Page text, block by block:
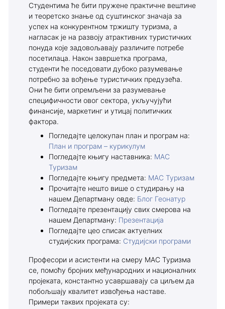
Студентима ће бити пружене практичне вештине
и теоретско знање од суштинског значаја за
успех на конкурентном тржишту туризма, а
нагласак је на развоју атрактивних туристичких
понуда које задовољавају различите потребе
посетилаца. Након завршетка програма,
студенти ће поседовати дубоко разумевање
потребно за вођење туристичких предузећа.
Они ће бити опремљени за разумевање
специфичности овог сектора, укључујући
финансије, маркетинг и утицај политичких
фактора.
Погледајте целокупан план и програм на:
План и програм – курикулум
Погледајте књигу наставника: МАС
Туризам
Погледајте књигу предмета: МАС Туризам
Прочитајте нешто више о студирању на
нашем Департману овде: Блог Геонатур
Погледајте презентацију свих смерова на
нашем Департману: Презентација
Погледајте цео списак актуелних
студијских програма: Студијски програми
Професори и асистенти на смеру МАС Туризма
се, помоћу бројних међународних и националних
пројеката, константно усавршавају са циљем да
побољшају квалитет извођења наставе.
Примери таквих пројеката су: